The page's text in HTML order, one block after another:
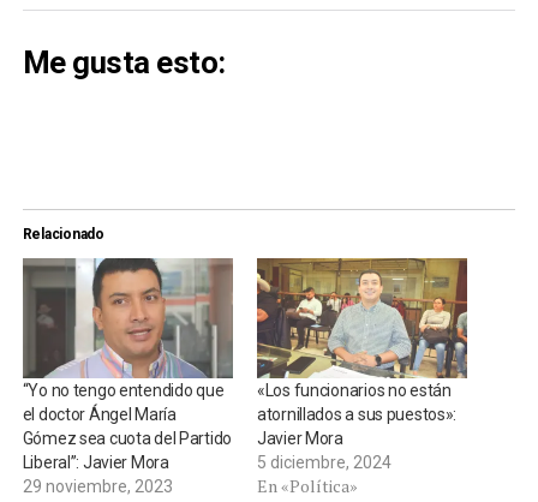
Me gusta esto:
Relacionado
“Yo no tengo entendido que
el doctor Ángel María
Gómez sea cuota del Partido
Liberal”: Javier Mora
29 noviembre, 2023
«Los funcionarios no están
atornillados a sus puestos»:
Javier Mora
5 diciembre, 2024
En «Política»